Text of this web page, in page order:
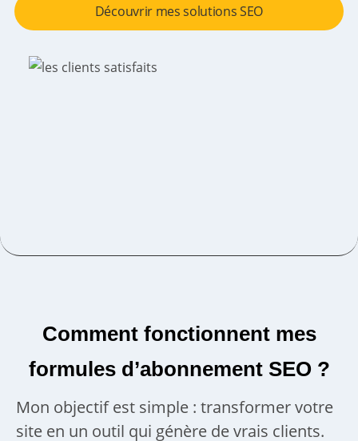
Découvrir mes solutions SEO
Comment fonctionnent mes
formules d’abonnement SEO ?
Mon objectif est simple : transformer votre
site en un outil qui génère de vrais clients.